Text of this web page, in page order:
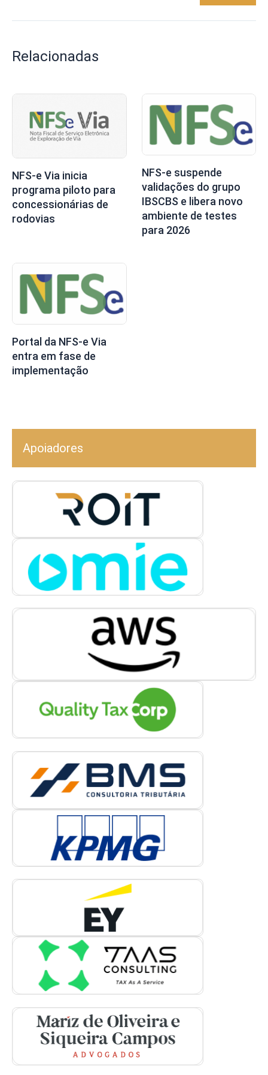
Relacionadas
NFS-e Via inicia
programa piloto para
concessionárias de
rodovias
NFS-e suspende
validações do grupo
IBSCBS e libera novo
ambiente de testes
para 2026
Portal da NFS-e Via
entra em fase de
implementação
Apoiadores